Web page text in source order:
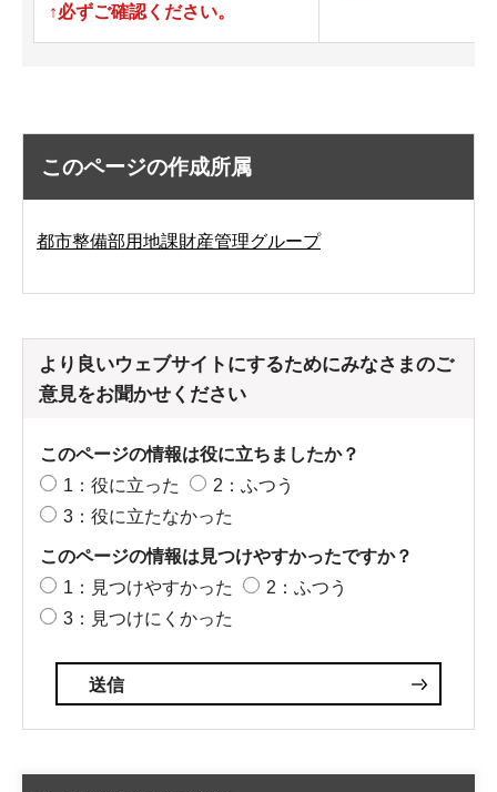
↑必ずご確認ください。
このページの作成所属
都市整備部用地課財産管理グループ
より良いウェブサイトにするためにみなさまのご
意見をお聞かせください
このページの情報は役に立ちましたか？
1：役に立った
2：ふつう
3：役に立たなかった
このページの情報は見つけやすかったですか？
1：見つけやすかった
2：ふつう
3：見つけにくかった